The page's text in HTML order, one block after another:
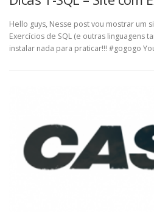
Hello guys, Nesse post vou mostrar um
Exercícios de SQL (e outras linguagens
instalar nada para praticar!!! #gogogo